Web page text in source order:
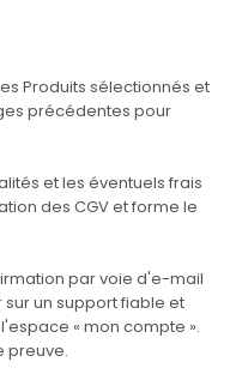
Produits sélectionnés et
précédentes pour
et les éventuels frais
des CGV et forme le
par voie d'e-mail
un support fiable et
« mon compte ».
preuve.